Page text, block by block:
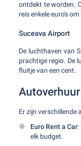
ontdekt te worden.
reis enkele euro's
Suceava Airport
De luchthaven van
prachtige regio. De
fluitje van een cent.
Er zijn verschillende
Euro Rent a Car
elk budget.